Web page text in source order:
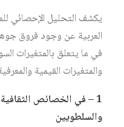
يكشف التحليل الإحصائي
العربية عن وجود فروق
في ما يتعلق بالمتغيرات
والمتغيرات القيمية
1 – في الخصائص
والسلطويين